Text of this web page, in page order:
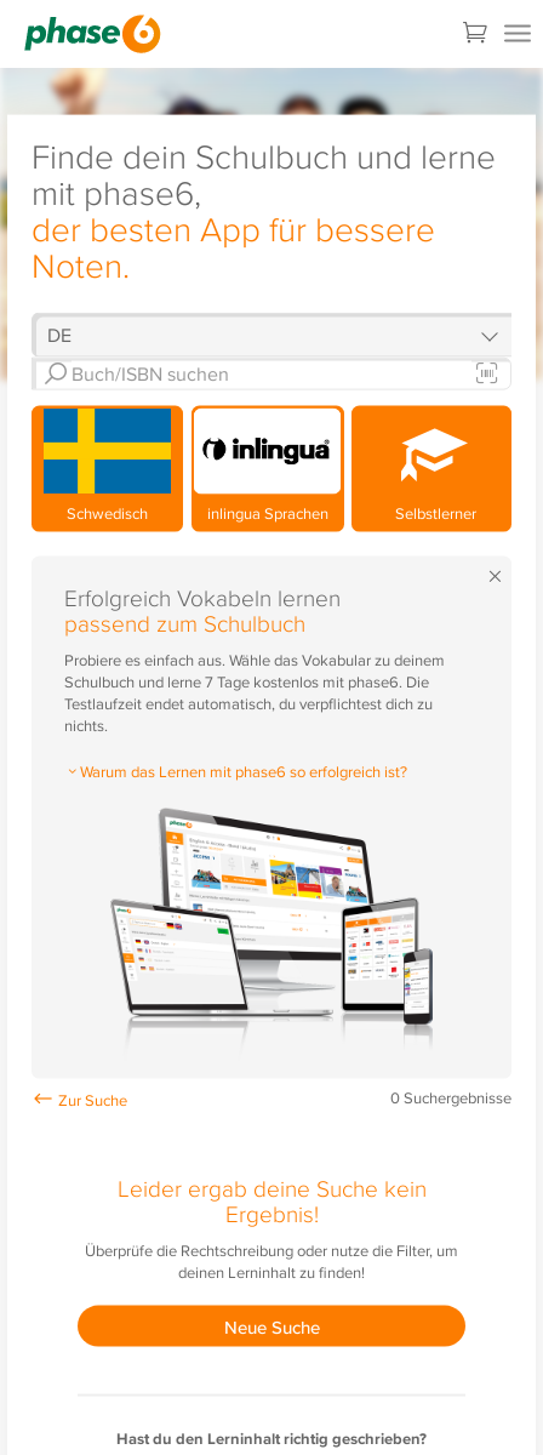
Finde dein Schulbuch und lerne
mit phase6,
der besten App für bessere
Noten.
Schwedisch inlingua Sprachen Selbstlerner
×
Erfolgreich Vokabeln lernen
passend zum Schulbuch
Probiere es einfach aus. Wähle das Vokabular zu deinem
Schulbuch und lerne 7 Tage kostenlos mit phase6. Die
Testlaufzeit endet automatisch, du verpflichtest dich zu
nichts.
Warum das Lernen mit phase6 so erfolgreich ist?
0Suchergebnisse
Leider ergab deine Suche kein
Ergebnis!
Überprüfe die Rechtschreibung oder nutze die Filter, um
deinen Lerninhalt zu finden!
Neue Suche
Hast du den Lerninhalt richtig geschrieben?